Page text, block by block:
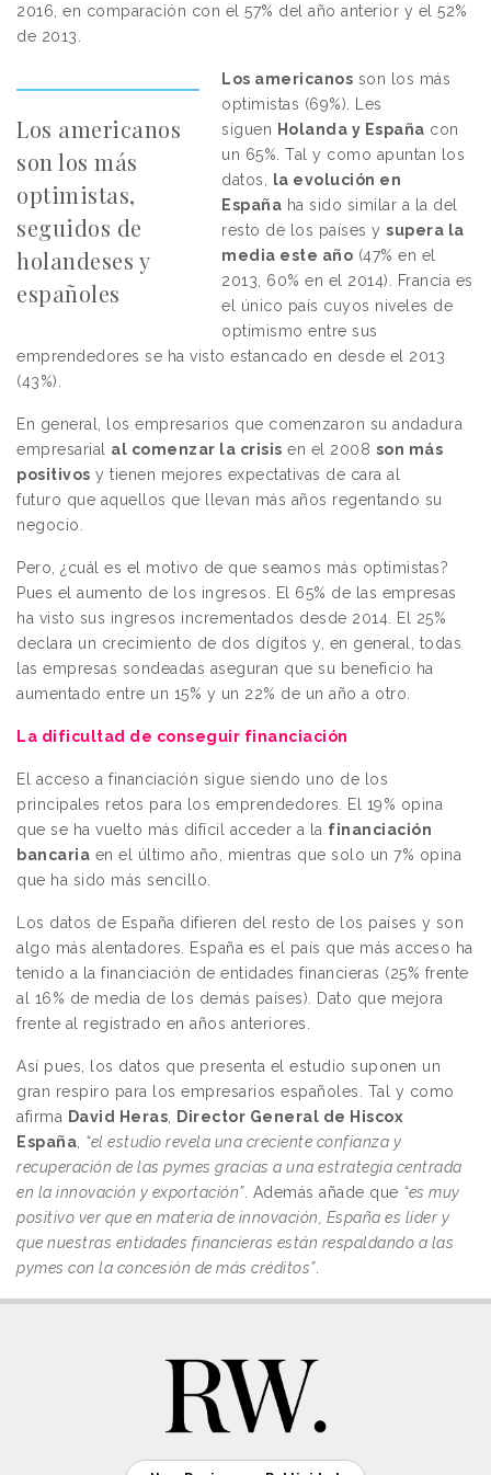
2016, en comparación con el 57% del año anterior y el 52%
de 2013.
Los americanos
son los más
optimistas,
seguidos de
holandeses y
españoles
Los americanos son los más
optimistas (69%). Les
siguen Holanda y España con
un 65%. Tal y como apuntan los
datos,
la evolución en
España ha sido similar a la del
resto de los países ysupera la
media este año (47% en el
2013, 60% en el 2014). Francia es
el único país cuyos niveles de
optimismo entre sus
emprendedores se ha visto estancado en desde el 2013
(43%).
En general, los empresarios que comenzaron su andadura
empresarial al comenzar la crisis en el 2008 son más
positivos y tienen mejores expectativas de cara al
futuro que aquellos que llevan más años regentando su
negocio.
Pero, ¿cuál es el motivo de que seamos más optimistas?
Pues el aumento de los ingresos. El 65% de las empresas
ha visto sus ingresos incrementados desde 2014. El 25%
declara un crecimiento de dos dígitos y, en general, todas
las empresas sondeadas aseguran que su beneficio ha
aumentado entre un 15% y un 22% de un año a otro.
La dificultad de conseguir financiación
El acceso a financiación sigue siendo uno de los
principales retos para los emprendedores. El 19% opina
que se ha vuelto más difícil acceder a la financiación
bancaria en el último año, mientras que solo un 7% opina
que ha sido más sencillo.
Los datos de España difieren del resto de los países y son
algo más alentadores. España es el país que más acceso ha
tenido a la financiación de entidades financieras (25% frente
al 16% de media de los demás países). Dato que mejora
frente al registrado en años anteriores.
Así pues, los datos que presenta el estudio suponen un
gran respiro para los empresarios españoles. Tal y como
afirma David Heras
Director General de Hiscox
España “el estudio revela una creciente confianza y
recuperación de las pymes gracias a una estrategia centrada
en la innovación y exportación”. Además añade que “es muy
positivo ver que en materia de innovación, España es líder y
que nuestras entidades financieras están respaldando a las
pymes con la concesión de más créditos”.